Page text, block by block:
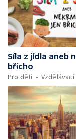
Síla z jídla aneb
břicho
Pro děti
Vzdělávací